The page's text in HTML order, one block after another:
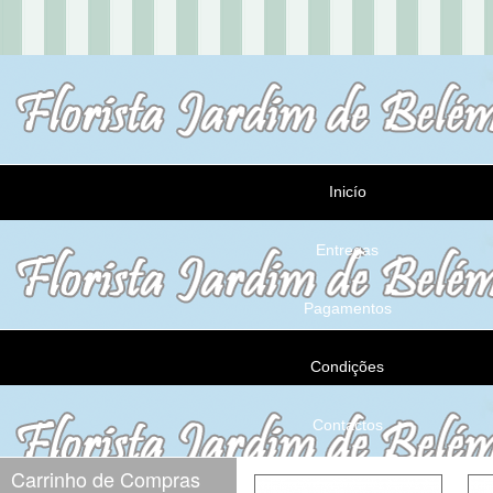
Inicío
Entregas
Pagamentos
Condições
Contactos
Carrinho de Compras